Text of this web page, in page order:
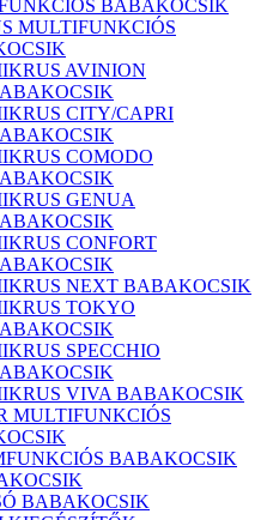
BABAKOCSIK
MULTIFUNKCIÓS
AVINION
CITY/CAPRI
COMODO
GENUA
CONFORT
NEXT BABAKOCSIK
TOKYO
SPECCHIO
VIVA BABAKOCSIK
MULTIFUNKCIÓS
BABAKOCSIK
BABAKOCSIK